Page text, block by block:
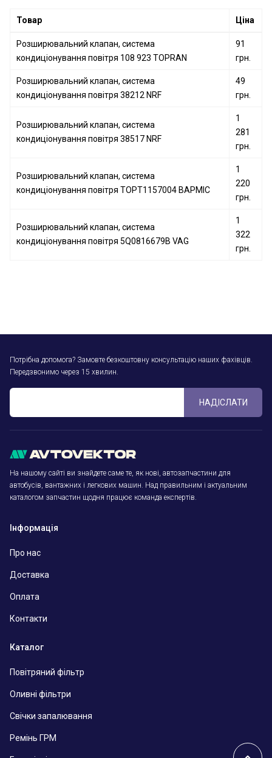
Товар Ціна
Розширювальний клапан, система
кондиціонування повітря 108 923 TOPRAN
91
грн.
Розширювальний клапан, система
кондиціонування повітря 38212 NRF
49
грн.
Розширювальний клапан, система
кондиціонування повітря 38517 NRF
1
281
грн.
Розширювальний клапан, система
кондиціонування повітря TOPT1157004 BAPMIC
1
220
грн.
Розширювальний клапан, система
кондиціонування повітря 5Q0816679B VAG
1
322
грн.
Потрібна допомога? Замовте безкоштовну консультацію наших фахівців.
Передзвонимо через 15 хвилин.
НАДІСЛАТИ
На нашому сайті ви знайдете саме те, як нові, автозапчастини для
автобусів, вантажних і легкових машин. Над правильним і актуальним
каталогом запчастин щодня працює команда експертів.
Інформація
Про нас
Доставка
Оплата
Контакти
Каталог
Повітряний фільтр
Оливні фільтри
Свічки запалювання
Ремінь ГРМ